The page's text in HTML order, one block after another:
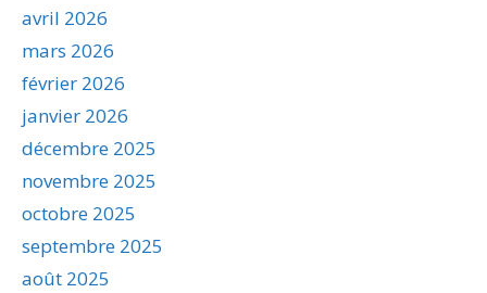
avril 2026
mars 2026
février 2026
janvier 2026
décembre 2025
novembre 2025
octobre 2025
septembre 2025
août 2025